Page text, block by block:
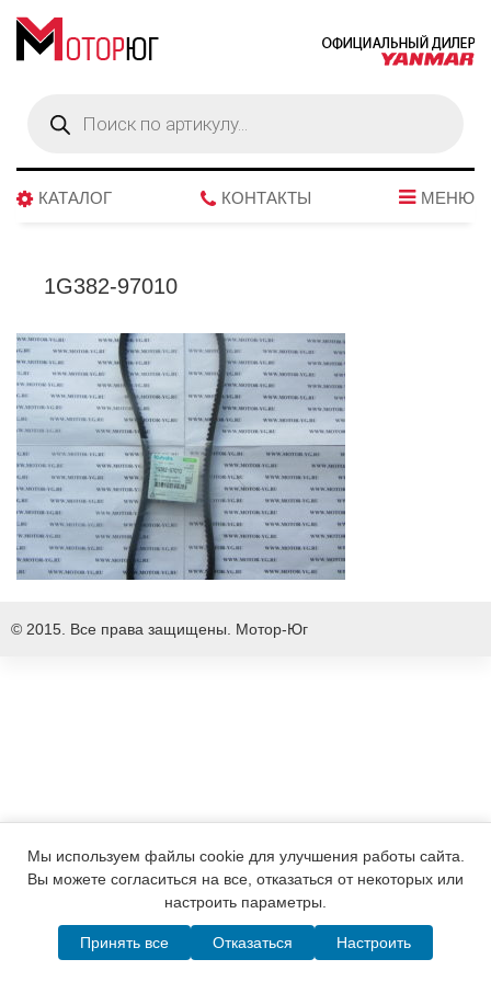
товаров
КАТАЛОГ КОНТАКТЫ МЕНЮ
1G382-97010
© 2015. Все права защищены. Мотор-Юг
Написать в MAX Telegram WhatsApp Позвонить
Мы используем файлы cookie для улучшения работы сайта.
Вы можете согласиться на все, отказаться от некоторых или
настроить параметры.
Принять все Отказаться Настроить